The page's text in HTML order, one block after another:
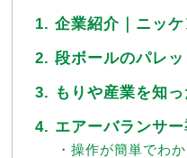
1. 企業紹介｜ニッ
2. 段ボールのパレ
3. もりや産業を知
4. エアーバランサー
・操作が簡単でわ